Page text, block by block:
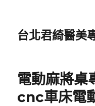
台北君綺醫美
電動麻將桌
cnc車床電